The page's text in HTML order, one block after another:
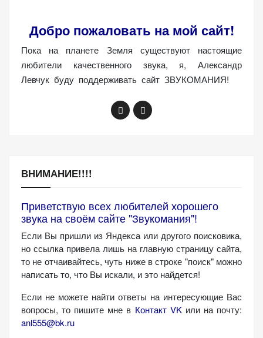
Добро пожаловать на мой сайт!
Пока на планете Земля существуют настоящие
любители качественного звука, я, Александр
Левчук буду поддерживать сайт ЗВУКОМАНИЯ!
ВНИМАНИЕ!!!!
Приветствую всех любителей хорошего
звука на своём сайте "Звукомания"!
Если Вы пришли из Яндекса или другого поисковика,
но ссылка привела лишь на главную страницу сайта,
то не отчаивайтесь, чуть ниже в строке "поиск" можно
написать то, что Вы искали, и это найдется!
Если не можете найти ответы на интересующие Вас
вопросы, то пишите мне в Контакт VKили на почту:
anl555@bk.ru